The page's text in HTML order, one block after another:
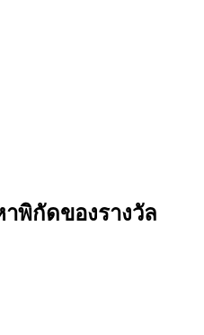
พิกัดของรางวัล